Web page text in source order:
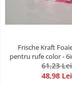
Odorizant Camera
Odorizant Camera
Odorizant Camera
Profesional
Frische Kraft
pentru rufe color -
61,23 Lei
48,98 Lei